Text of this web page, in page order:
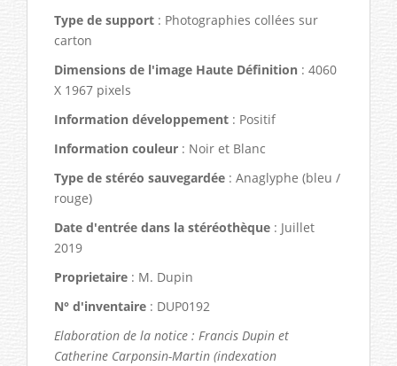
Type de support : Photographies collées sur
carton
Dimensions de l'image Haute Définition : 4060
X 1967 pixels
Information développement : Positif
Information couleur : Noir et Blanc
Type de stéréo sauvegardée : Anaglyphe (bleu /
rouge)
Date d'entrée dans la stéréothèque : Juillet
2019
Proprietaire : M. Dupin
N° d'inventaire : DUP0192
Elaboration de la notice : Francis Dupin et
Catherine Carponsin-Martin (indexation